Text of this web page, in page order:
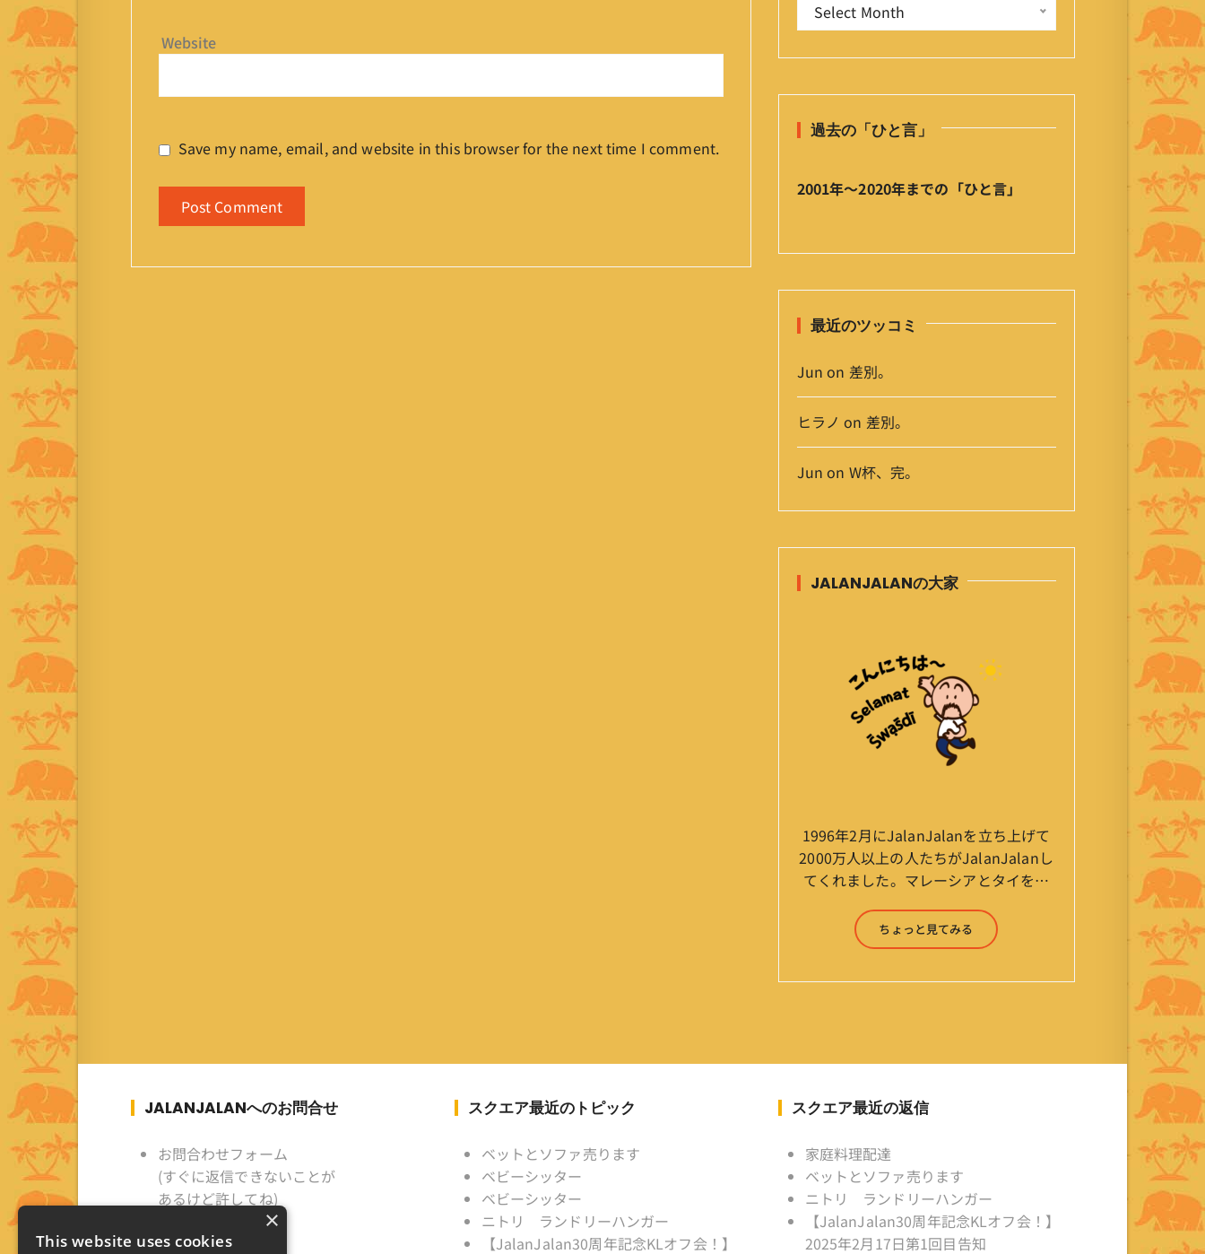
Website
Save my name, email, and website in this browser for the next time I comment.
:
ひ
言
ア
イ
Select Month
過去の「ひと言」
2001年〜2020年までの「ひと言」
最近のツッコミ
Jun on 差別。
ヒラノ on 差別。
Jun on W杯、完。
JALANJALANの大家
1996年2月にJalanJalanを立ち上げて
2000万人以上の人たちがJalanJalanし
てくれました。マレーシアとタイを行
ットーに鼻くそほじりながらやってま
す。 山森 淳（Jun Yamamori） 生年
味 ：写真 スポーツ ：水泳
ぎ) テニス、スキー、ロ
ル KLソフトボール
「JalanJalan」「J Bothers」の監
督 BKKソフトボール
「おぼんこぼん 」監督 マレーシア歴：
1991年から31年目 タイ歴 ：
ちょっと見てみる
JALANJALANへのお問合せ
お問合わせフォーム
(すぐに返信できないことが
あるけど許してね)
スクエア最近のトピック
ベットとソファ売ります
ベビーシッター
ベビーシッター
ニトリ ランドリーハンガー
【JalanJalan30周年記念KLオフ会！】
スクエア最近の返信
家庭料理配達
ベットとソファ売ります
ニトリ ランドリーハンガー
【JalanJalan30周年記念KLオフ会！】
2025年2月17日第1回目告知
×
This website uses cookies